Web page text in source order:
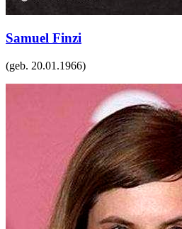
Samuel Finzi
(geb. 20.01.1966)